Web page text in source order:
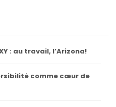
: au travail, l’Arizona!
comme cœur de